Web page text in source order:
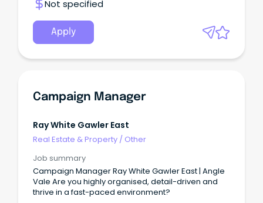
(TAS)首都特別地域 (ACT)北部準州 (NT) エリアを指定し
ランド州 (QLD)ビクトリア州 (VIC)南オーストラリア州
(SA)西オーストラリア州 (WA)タスマニア州 (TAS)首都
ニューサウスウェールズ州 (NSW)クイーンズランド州
(ACT)北部準州 (NT) エリアを指定してください ニューサ
ウスウェールズ州 (NSW)クイーンズランド州 (QLD)ビク
ア州 (WA)タスマニア州 (TAS)首都特別地域 (ACT)北部
準州 (NT) エリアを指定してください ニューサウスウェー
ルズ州 (NSW)クイーンズランド州 (QLD)ビクトリア州
(VIC)南オーストラリア州 (SA)西オーストラリア州
(WA)タスマニア州 (TAS)首都特別地域 (ACT)北部準州
(NT) 帰国後のクラシファイド情報 住まい求人 日本への帰
国準備 帰国前の情報帰国後の情報 全てのカテゴリ すべて
オーストラリアニュースイベントJAMS.TVからのお知ら
Not specified
Apply
Campaign Manager
Ray White Gawler East
Real Estate & Property / Other
Job summary
Campaign Manager Ray White Gawler East | Angle
Vale Are you highly organised, detail-driven and
thrive in a fast-paced environment?